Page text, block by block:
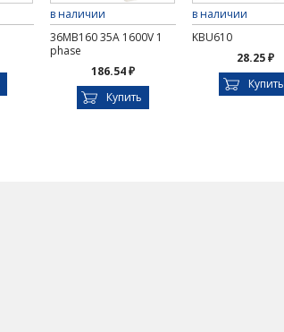
в наличии
36MB160 35А 1600V 1
phase
186.54 ₽
Купить
в наличии
KBU610
28.25 ₽
Купить